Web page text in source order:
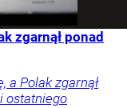
zgarnął ponad
a Polak zgarnął
ostatniego